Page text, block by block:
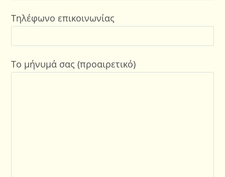
Τηλέφωνο επικοινωνίας
Το μήνυμά σας (προαιρετικό)